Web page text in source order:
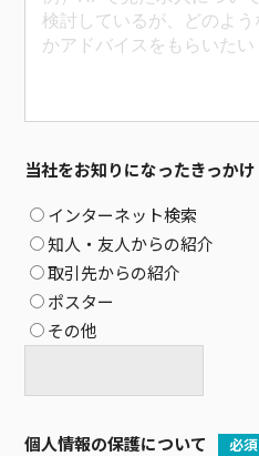
当社をお知りになったきっかけ
インターネット検索
知人・友人からの紹介
取引先からの紹介
ポスター
その他
個人情報の保護について 必須